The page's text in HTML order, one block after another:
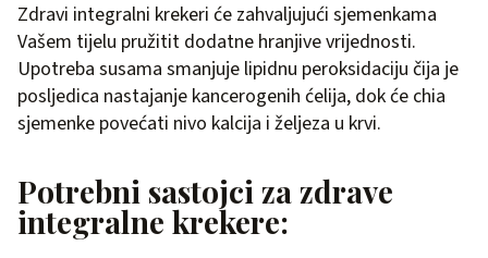
Zdravi integralni krekeri će zahvaljujući sjemenkama
Vašem tijelu pružitit dodatne hranjive vrijednosti.
Upotreba susama smanjuje lipidnu peroksidaciju čija je
posljedica nastajanje kancerogenih ćelija, dok će chia
sjemenke povećati nivo kalcija i željeza u krvi.
Potrebni sastojci za zdrave
integralne krekere: